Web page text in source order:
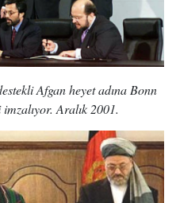
Afgan heyet adına Bonn
Aralık 2001.